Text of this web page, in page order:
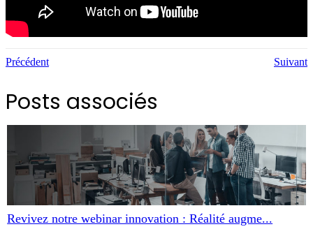
Précédent Suivant
Posts associés
Revivez notre webinar innovation : Réalité augme...